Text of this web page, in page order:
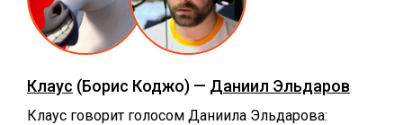
Клаус (Борис Коджо) — Даниил Эльдаров
Клаус говорит голосом Даниила Эльдарова: